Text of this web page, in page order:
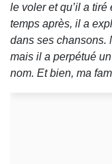
le voler et qu’il a
temps après, il a
dans ses chansons.
mais il a perpétué
nom. Et bien, ma